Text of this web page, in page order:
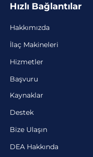
Hızlı Bağlantılar
Hakkımızda
İlaç Makineleri
Hizmetler
Başvuru
Kaynaklar
Destek
Bize Ulaşın
DEA Hakkında